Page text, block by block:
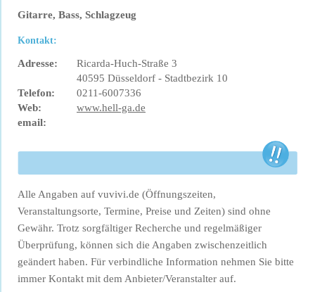
Gitarre, Bass, Schlagzeug
Kontakt:
Adresse:
Ricarda-Huch-Straße 3
40595 Düsseldorf - Stadtbezirk 10
Telefon:
0211-6007336
Web:
www.hell-ga.de
email:
Alle Angaben auf vuvivi.de (Öffnungszeiten,
Veranstaltungsorte, Termine, Preise und Zeiten) sind ohne
Gewähr. Trotz sorgfältiger Recherche und regelmäßiger
Überprüfung, können sich die Angaben zwischenzeitlich
geändert haben. Für verbindliche Information nehmen Sie bitte
immer Kontakt mit dem Anbieter/Veranstalter auf.